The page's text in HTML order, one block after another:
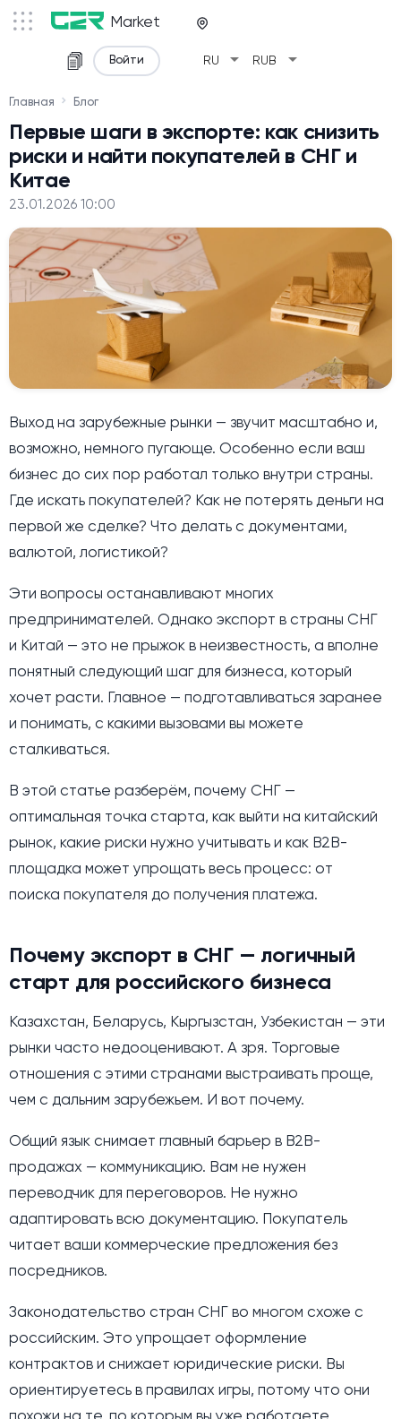
Market
RU arrow_drop_down RUB arrow_drop_down
Войти
Главная Блог
Первые шаги в экспорте: как снизить
риски и найти покупателей в СНГ и
Китае
23.01.2026 10:00
Выход на зарубежные рынки — звучит масштабно и,
возможно, немного пугающе. Особенно если ваш
бизнес до сих пор работал только внутри страны.
Где искать покупателей? Как не потерять деньги на
первой же сделке? Что делать с документами,
валютой, логистикой?
Эти вопросы останавливают многих
предпринимателей. Однако экспорт в страны СНГ
и Китай — это не прыжок в неизвестность, а вполне
понятный следующий шаг для бизнеса, который
хочет расти. Главное — подготавливаться заранее
и понимать, с какими вызовами вы можете
сталкиваться.
В этой статье разберём, почему СНГ —
оптимальная точка старта, как выйти на китайский
рынок, какие риски нужно учитывать и как B2B-
площадка может упрощать весь процесс: от
поиска покупателя до получения платежа.
Почему экспорт в СНГ — логичный
старт для российского бизнеса
Казахстан, Беларусь, Кыргызстан, Узбекистан — эти
рынки часто недооценивают. А зря. Торговые
отношения с этими странами выстраивать проще,
чем с дальним зарубежьем. И вот почему.
Общий язык снимает главный барьер в B2B-
продажах — коммуникацию. Вам не нужен
переводчик для переговоров. Не нужно
адаптировать всю документацию. Покупатель
читает ваши коммерческие предложения без
посредников.
Законодательство стран СНГ во многом схоже с
российским. Это упрощает оформление
контрактов и снижает юридические риски. Вы
ориентируетесь в правилах игры, потому что они